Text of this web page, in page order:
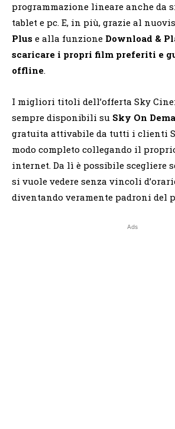
programmazione lineare anche da
tablet e pc. E, in più, grazie al
Plus e alla funzione Download &
scaricare i propri film preferiti e
offline.
I migliori titoli dell’offerta Sky
sempre disponibili su Sky On
gratuita attivabile da tutti i clienti
modo completo collegando il
internet. Da lì è possibile scegliere
si vuole vedere senza vincoli
diventando veramente padroni del
Ads